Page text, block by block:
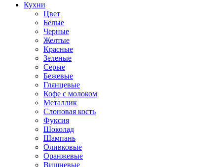
Кухни
Цвет
Белые
Черные
Желтые
Красные
Зеленые
Серые
Бежевые
Глянцевые
Кофе с молоком
Металлик
Слоновая кость
Фуксия
Шоколад
Шампань
Оливковые
Оранжевые
Вишневые